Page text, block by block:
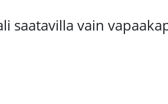
saatavilla vain